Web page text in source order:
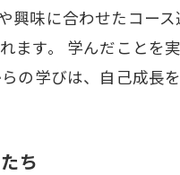
興味に合わせたコー
ます。 学んだことを
の学びは、自己成長
ち